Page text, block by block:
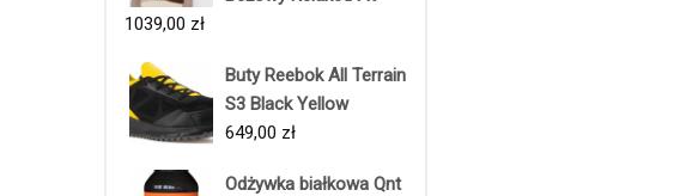
1039,00 zł
Buty Reebok All Terrain
S3 Black Yellow
649,00 zł
Odżywka białkowa Qnt